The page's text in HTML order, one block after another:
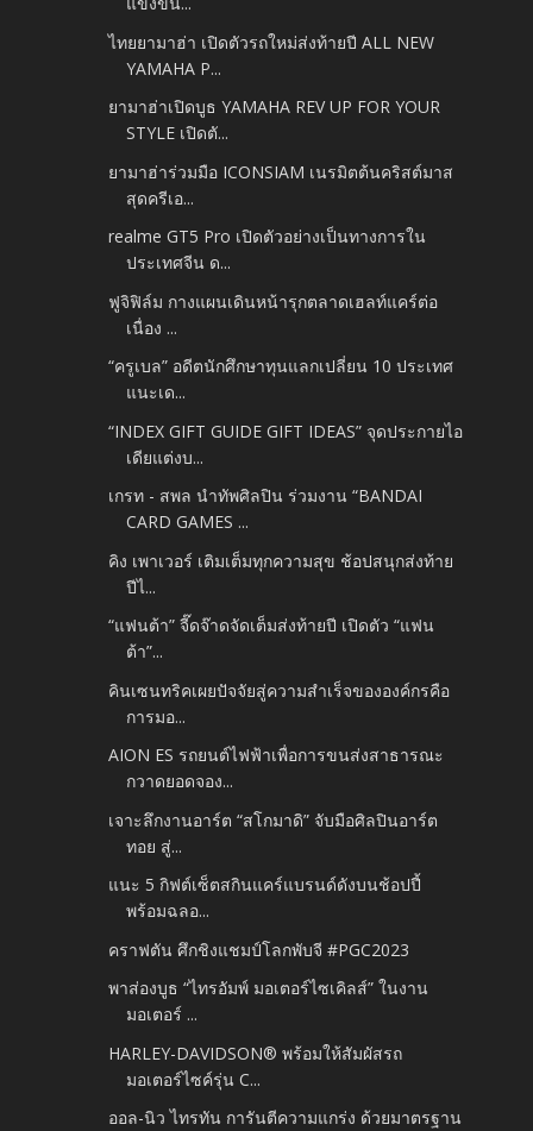
ไทยยามาฮ่า เปิดตัวรถใหม่ส่งท้ายปี ALL NEW
YAMAHA P...
ยามาฮ่าเปิดบูธ YAMAHA REV UP FOR YOUR
STYLE เปิดตั...
ยามาฮ่าร่วมมือ ICONSIAM เนรมิตต้นคริสต์มาส
สุดครีเอ...
realme GT5 Pro เปิดตัวอย่างเป็นทางการใน
ประเทศจีน ด...
ฟูจิฟิล์ม กางแผนเดินหน้ารุกตลาดเฮลท์แคร์ต่อ
เนื่อง ...
“ครูเบล” อดีตนักศึกษาทุนแลกเปลี่ยน 10 ประเทศ
แนะเด...
“INDEX GIFT GUIDE GIFT IDEAS” จุดประกายไอ
เดียแต่งบ...
เกรท - สพล นำทัพศิลปิน ร่วมงาน “BANDAI
CARD GAMES ...
คิง เพาเวอร์ เติมเต็มทุกความสุข ช้อปสนุกส่งท้าย
ปีไ...
“แฟนต้า” จี๊ดจ๊าดจัดเต็มส่งท้ายปี เปิดตัว “แฟน
ต้า”...
คินเซนทริคเผยปัจจัยสู่ความสำเร็จขององค์กรคือ
การมอ...
AION ES รถยนต์ไฟฟ้าเพื่อการขนส่งสาธารณะ
กวาดยอดจอง...
เจาะลึกงานอาร์ต “สโกมาดิ” จับมือศิลปินอาร์ต
ทอย สู่...
แนะ 5 กิฟต์เซ็ตสกินแคร์แบรนด์ดังบนช้อปปี้
พร้อมฉลอ...
คราฟตัน ศึกชิงแชมป์โลกพับจี #PGC2023
พาส่องบูธ “ไทรอัมพ์ มอเตอร์ไซเคิลส์” ในงาน
มอเตอร์ ...
HARLEY-DAVIDSON® พร้อมให้สัมผัสรถ
มอเตอร์ไซค์รุ่น C...
ออล-นิว ไทรทัน การันตีความแกร่ง ด้วยมาตรฐาน